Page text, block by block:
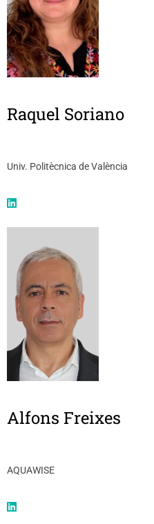
Raquel Soriano
Univ. Politècnica de València
Alfons Freixes
AQUAWISE